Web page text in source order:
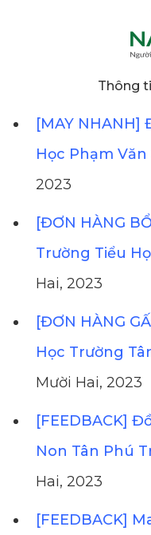
Thông
[MAY
Học Phạm Văn
2023
[ĐƠN HÀNG
Trường Tiểu
Hai, 2023
[ĐƠN HÀNG
Học Trường
Mười Hai, 2023
[FEEDBACK]
Non Tân Phú
Hai, 2023
[FEEDBACK]